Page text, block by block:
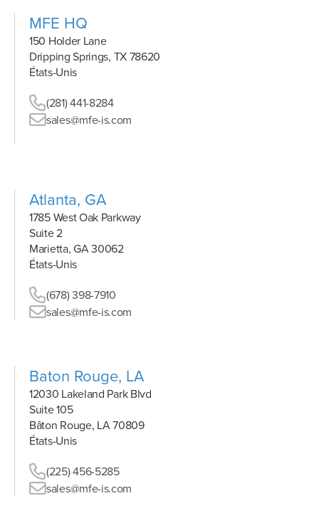
MFE HQ
150 Holder Lane
Dripping Springs, TX 78620
États-Unis
(281) 441-8284
sales@mfe-is.com
Atlanta, GA
1785 West Oak Parkway
Suite 2
Marietta, GA 30062
États-Unis
(678) 398-7910
sales@mfe-is.com
Baton Rouge, LA
12030 Lakeland Park Blvd
Suite 105
Bâton Rouge, LA 70809
États-Unis
(225) 456-5285
sales@mfe-is.com